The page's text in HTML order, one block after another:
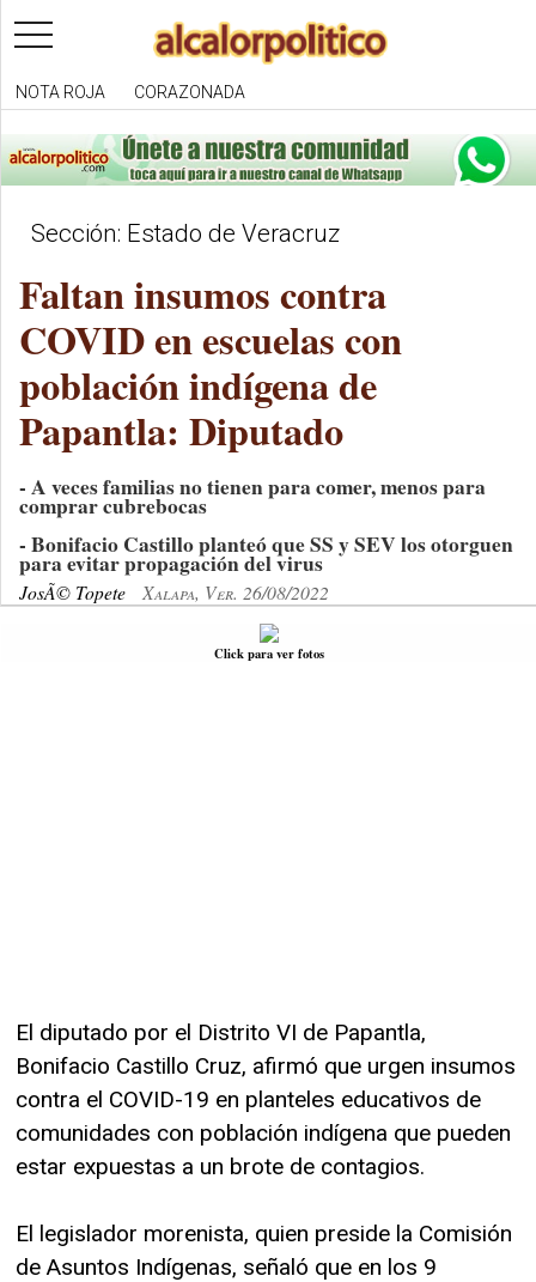
toggle
navigation
NOTA ROJA CORAZONADA
Sección: Estado de Veracruz
Faltan insumos contra
COVID en escuelas con
población indígena de
Papantla: Diputado
- A veces familias no tienen para comer, menos para
comprar cubrebocas
- Bonifacio Castillo planteó que SS y SEV los otorguen
para evitar propagación del virus
JosÃ© Topete Xalapa, Ver. 26/08/2022
Click para ver fotos
El diputado por el Distrito VI de Papantla,
Bonifacio Castillo Cruz, afirmó que urgen insumos
contra el COVID-19 en planteles educativos de
comunidades con población indígena que pueden
estar expuestas a un brote de contagios.
El legislador morenista, quien preside la Comisión
de Asuntos Indígenas, señaló que en los 9